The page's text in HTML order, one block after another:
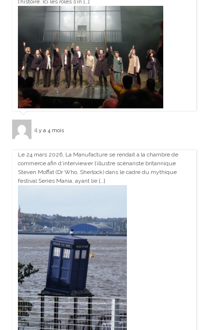
l’histoire. Ici les rôles s’in […]
il y a 4 mois
Le 24 mars 2026, La Manufacture se rendait à la chambre de
commerce afin d’interviewer l’illustre scénariste britannique
Steven Moffat (Dr Who, Sherlock) dans le cadre du mythique
festival Series Mania, ayant lie […]